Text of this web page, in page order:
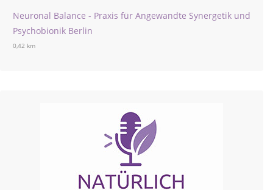
Neuronal Balance - Praxis für Angewandte Synergetik und
Psychobionik Berlin
0,42 km